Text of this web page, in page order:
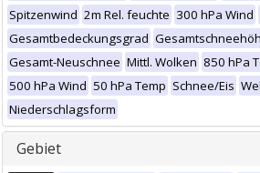
Spitzenwind 2m Rel. feuchte 300 hPa Wind
Gesamtbedeckungsgrad
Gesamt-Neuschnee Mittl. Wolken 850 hPa
500 hPa Wind 50 hPa Temp Schnee/Eis
Niederschlagsform
Gebiet